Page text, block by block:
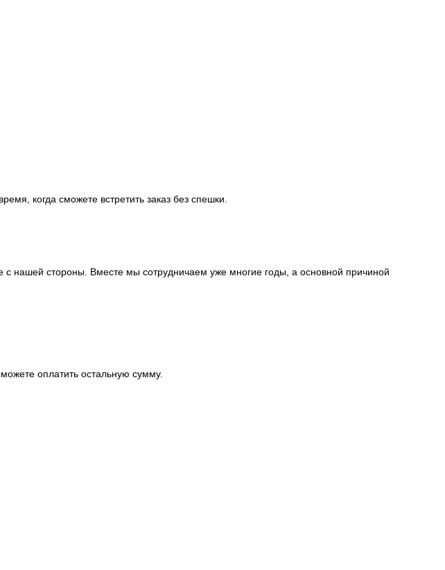
когда сможете встретить заказ без спешки.
нашей стороны. Вместе мы сотрудничаем уже многие годы, а основной причиной
оплатить остальную сумму.